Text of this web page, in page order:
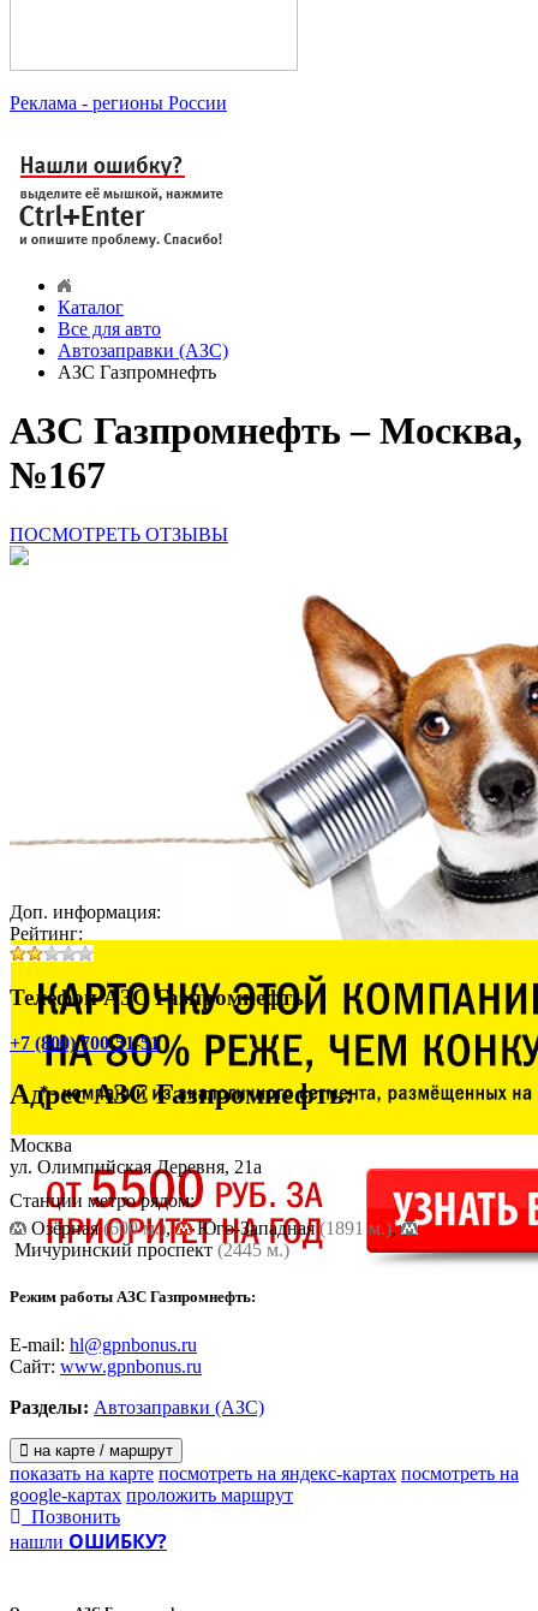
Реклама - регионы России
Каталог
Все для авто
Автозаправки (АЗС)
АЗС Газпромнефть
АЗС Газпромнефть – Москва,
№167
ПОСМОТРЕТЬ ОТЗЫВЫ
Доп. информация:
Рейтинг:
Телефон АЗС Газпромнефть:
+7 (800) 700-51-51
АдресАЗС Газпромнефть:
Москва
ул. Олимпийская Деревня, 21а
Станции метро рядом:
Озёрная(600 м.), Юго-Западная(1891 м.),
Мичуринский проспект (2445 м.)
Режим работы АЗС Газпромнефть:
E-mail: hl@gpnbonus.ru
Сайт: www.gpnbonus.ru
Разделы: Автозаправки (АЗС)
на карте / маршрут
показать на карте посмотреть на яндекс-картах посмотреть на
google-картах проложить маршрут
Позвонить
нашли ОШИБКУ?